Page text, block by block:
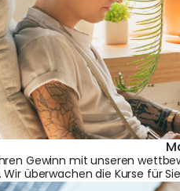
Gewinn mit unseren
überwachen die Kurse für